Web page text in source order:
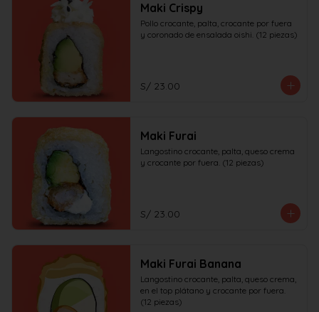
Maki Crispy
Pollo crocante, palta, crocante por fuera
y coronado de ensalada oishi. (12 piezas)
S/ 23.00
Maki Furai
Langostino crocante, palta, queso crema
y crocante por fuera. (12 piezas)
S/ 23.00
Maki Furai Banana
Langostino crocante, palta, queso crema,
en el top plátano y crocante por fuera.
(12 piezas)